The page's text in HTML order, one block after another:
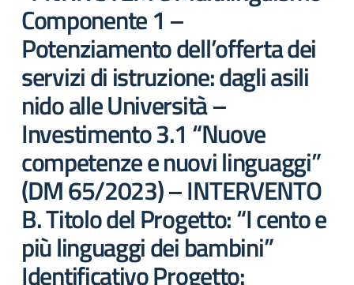
Componente 1 –
Potenziamento dell’offerta dei
servizi di istruzione: dagli asili
nido alle Università –
Investimento 3.1 “Nuove
competenze e nuovi linguaggi”
(DM 65/2023) – INTERVENTO
B. Titolo del Progetto: “I cento e
più linguaggi dei bambini”
Identificativo Progetto: